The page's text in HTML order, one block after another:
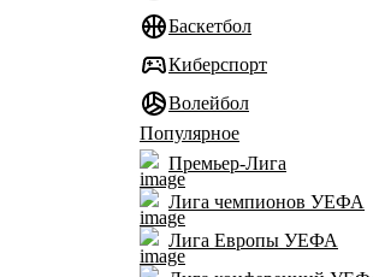
Баскетбол
Киберспорт
Волейбол
Популярное
Премьер-Лига
Лига чемпионов УЕФА
Лига Европы УЕФА